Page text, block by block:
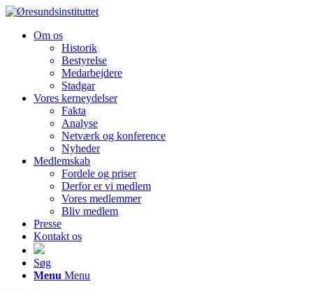
Om os
Historik
Bestyrelse
Medarbejdere
Stadgar
Vores kerneydelser
Fakta
Analyse
Netværk og konference
Nyheder
Medlemskab
Fordele og priser
Derfor er vi medlem
Vores medlemmer
Bliv medlem
Presse
Kontakt os
Søg
Menu Menu